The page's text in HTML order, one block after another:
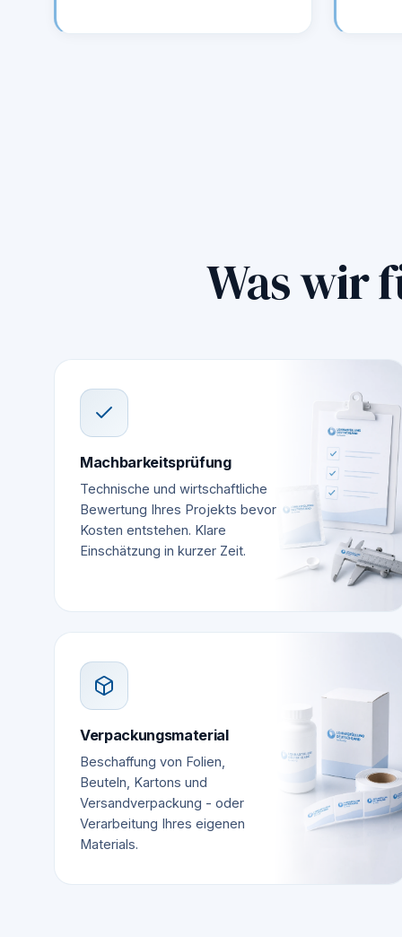
Was wir
Machbarkeitsprüfung
Technische und wirtschaftliche
Bewertung Ihres Projekts bevor
Kosten entstehen. Klare
Einschätzung in kurzer Zeit.
Verpackungsmaterial
Beschaffung von Folien,
Beuteln, Kartons und
Versandverpackung - oder
Verarbeitung Ihres eigenen
Materials.